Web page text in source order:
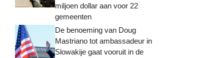
miljoen dollar aan voor 22
gemeenten
De benoeming van Doug
Mastriano tot ambassadeur in
Slowakije gaat vooruit in de